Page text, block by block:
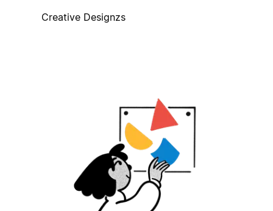
Creative Designzs